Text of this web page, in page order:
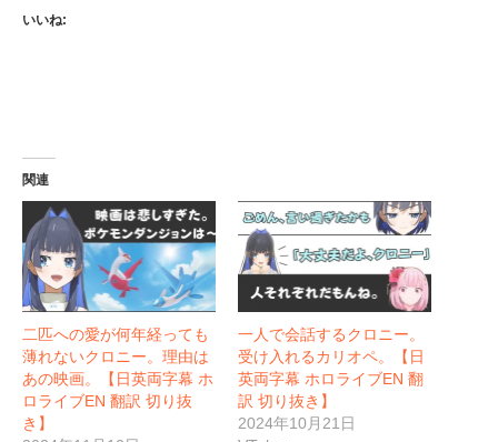
いいね:
関連
二匹への愛が何年経っても
薄れないクロニー。理由は
あの映画。【日英両字幕 ホ
ロライブEN 翻訳 切り抜
き】
一人で会話するクロニー。
受け入れるカリオペ。【日
英両字幕 ホロライブEN 翻
訳 切り抜き】
2024年10月21日